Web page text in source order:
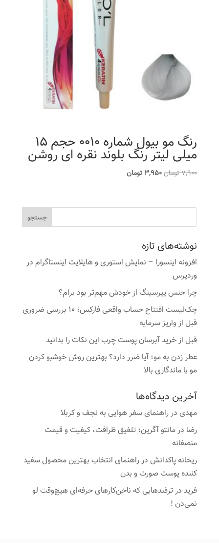
رنگ مو بیول شماره 0010 حجم 15
میلی لیتر رنگ بلوند نقره ای روشن
7,900تومانقیمت
بود.
3,950 تومانقیمت
است.
نوشته‌های تازه
افزونه اینسورا – نمایش استوری و هایلایت اینستاگرام در
وردپرس
چرا جنس پیرسینگ از خودش مهم‌تر بود برام؟
چک‌لیست افتتاح حساب واقعی فارکس؛ ۱۰ بررسی ضروری
قبل از واریز سرمایه
قبل از خرید آبرسان پوست چرب این نکات را بدانید
عطر زدن به مو؛ آیا ضرر دارد؟ بهترین روش خوشبو کردن
مو با ماندگاری بالا
آخرین دیدگاه‌ها
مهدیدرراهنمای سفر هوایی به نجف و کربلا
رضا درمانتو آگرین؛ تلفیق ظرافت، کیفیت و قیمت
منصفانه
ریحانه پاکدانشدرراهنمای انتخاب بهترین محصول سفید
کننده پوست صورت و بدن
فریددرترفندهایی که ناخن‌کارهای حرفه‌ای هیچ‌وقت لو
نمی‌دن !